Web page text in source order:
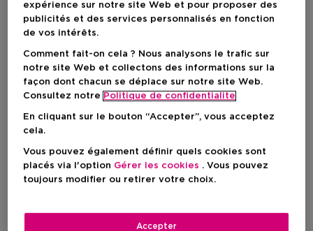
Choisissez votre format
75 ML
expérience sur notre site Web et pour proposer des
publicités et des services personnalisés en fonction
de vos intérêts.
Comment fait-on cela ? Nous analysons le trafic sur
notre site Web et collectons des informations sur la
façon dont chacun se déplace sur notre site Web.
Consultez notre Politique de confidentialite
En cliquant sur le bouton “Accepter”, vous acceptez
cela.
Vous pouvez également définir quels cookies sont
placés via l'option Gérer les cookies . Vous pouvez
toujours modifier ou retirer votre choix.
Accepter